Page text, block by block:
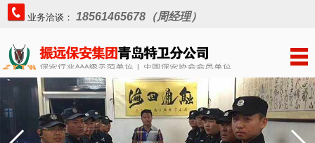
业务洽谈： 18561465678（周经理）